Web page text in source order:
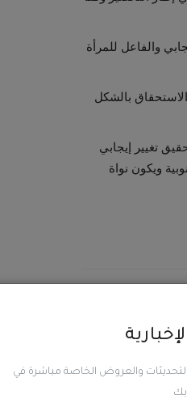
والعروض الخاصة مباشرة في
بك
والفاعل للمرأة
بالشكل
تغيير إيجابي
ويكون نواة
في قطاعي المياه